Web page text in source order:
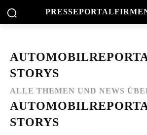
PRESSEPORTAL
STORYS
ALLE THEMEN UND NEWS
STORYS